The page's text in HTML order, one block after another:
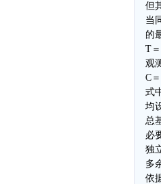
但
当
的
T
观
C
式
均
总
必
独
多
依